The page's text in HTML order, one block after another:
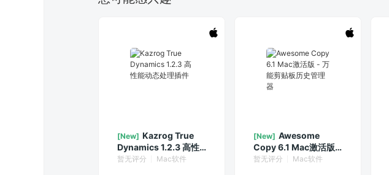
[New] Kazrog True
Dynamics 1.2.3 高性
能动态处理插件
暂无评分 Mac软件
[New] Awesome
Copy 6.1 Mac激活版 -
万能剪贴板历史管理器
暂无评分 Mac软件